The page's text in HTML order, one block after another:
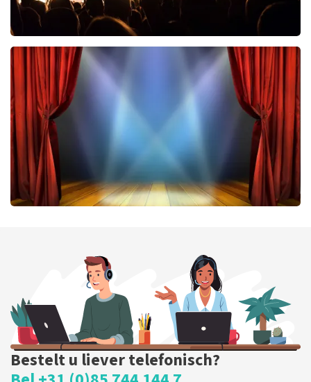
Don Omar
402 laatste 30 minuten
BESTEL NU
BESTEL NU
Bestelt u liever telefonisch?